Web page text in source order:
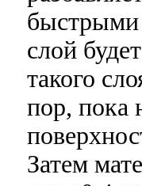
быстрыми
слой
такого
пор, пока
Затем